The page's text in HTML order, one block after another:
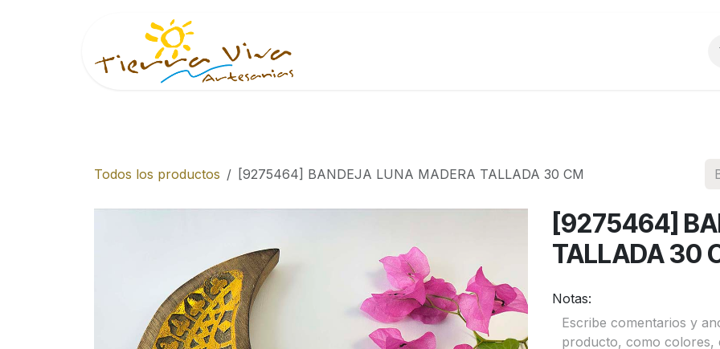
Preguntas
Todos los productos [9275464] BANDEJA LUNA MADERA TALLADA 30 CM
[9275464]
TALLADA 30
Notas: